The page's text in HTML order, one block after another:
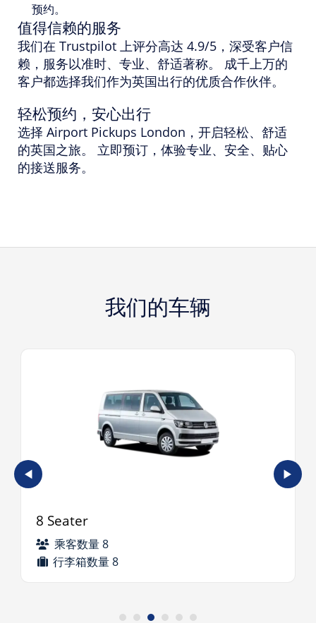
预约。
值得信赖的服务
我们在 Trustpilot 上评分高达 4.9/5，深受客户信
赖，服务以准时、专业、舒适著称。 成千上万的
客户都选择我们作为英国出行的优质合作伙伴。
轻松预约，安心出行
选择 Airport Pickups London，开启轻松、舒适
的英国之旅。 立即预订，体验专业、安全、贴心
的接送服务。
我们的车辆
◀
8 Seater
乘客数量 8
行李箱数量 8
▶